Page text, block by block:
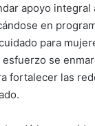
apoyo integral
en
para
se
fortalecer las